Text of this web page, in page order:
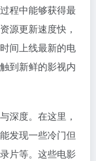
程中能够获得最
源更新速度快，
间上线最新的电
到新鲜的影视内
深度。在这里，
发现一些冷门但
片等。这些电影